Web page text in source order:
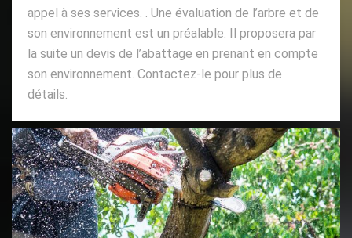
appel à ses services. . Une évaluation de l’arbre et de
son environnement est un préalable. Il proposera par
la suite un devis de l’abattage en prenant en compte
son environnement. Contactez-le pour plus de
détails.